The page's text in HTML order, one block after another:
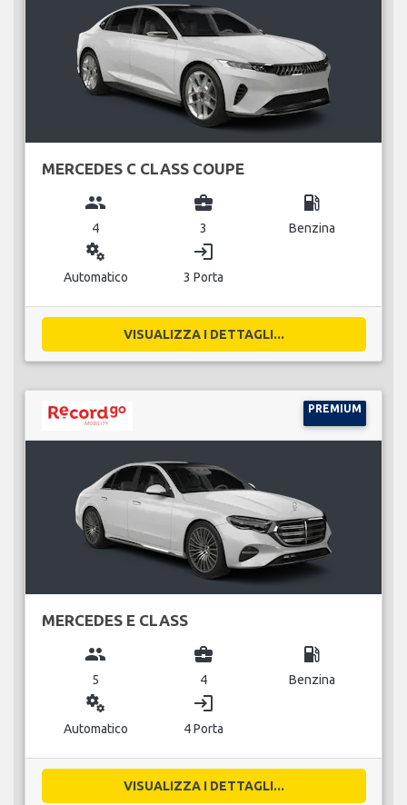
MERCEDES C CLASS COUPE
group
4
business_center
3
local_gas_station
Benzina
miscellaneous_services
Automatico
login
3 Porta
VISUALIZZA I DETTAGLI...
PREMIUM
MERCEDES E CLASS
group
5
business_center
4
local_gas_station
Benzina
miscellaneous_services
Automatico
login
4 Porta
VISUALIZZA I DETTAGLI...